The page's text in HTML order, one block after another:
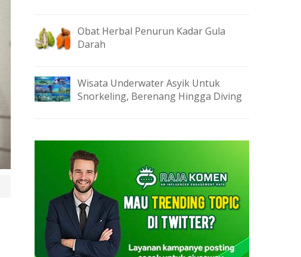
Obat Herbal Penurun Kadar Gula
Darah
Wisata Underwater Asyik Untuk
Snorkeling, Berenang Hingga Diving